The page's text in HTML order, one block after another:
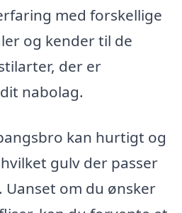
med forskellige
og kender til de
der er
nabolag.
kan hurtigt og
gulv der passer
om du ønsker